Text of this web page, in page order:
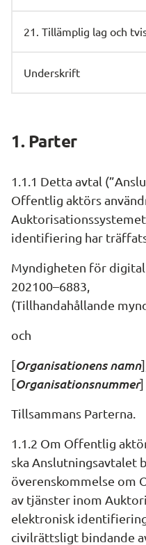
21. Tillämplig lag och
Underskrift
1. Parter
1.1.1 Detta avtal
Offentlig aktörs
identifiering har
Myndigheten för
202100–6883,
(Tillhandahållande
och
[Organisationens namn
[Organisationsnummer]
Tillsammans Parterna.
1.1.2 Om Offentlig
ska Anslutningsavtalet
överenskommelse om
av tjänster inom
elektronisk
civilrättsligt bindande